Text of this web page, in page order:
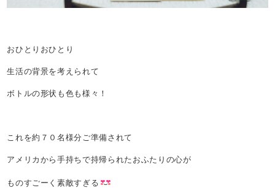
おひとりおひとり
生活の背景を考えられて
ボトルの形状も色も様々！
これを約７０名様分ご準備されて
アメリカから手持ちで持帰られたおふたりの心が
ものすごーく素敵すぎる